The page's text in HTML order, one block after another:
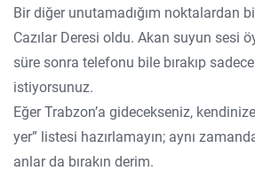
Bir diğer unutamadığım noktalardan
Cazılar Deresi oldu. Akan suyun sesi
süre sonra telefonu bile bırakıp
istiyorsunuz.
Eğer Trabzon’a gidecekseniz,
yer” listesi hazırlamayın; aynı
anlar da bırakın derim.